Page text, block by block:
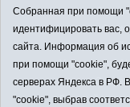
выдано
связи,
коммуникаций
Учредитель:
центр «Слава
Главный
Собранная при помощи
идентифицировать вас,
сайта. Информация об
при помощи "cookie",
серверах Яндекса в РФ.
"cookie", выбрав